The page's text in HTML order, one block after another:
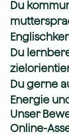
Du
Du
Du gerne
Energie
Unser
Online-